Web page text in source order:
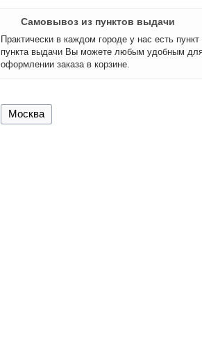
Самовывоз из пунктов выдачи
Практически в каждом городе у нас есть
пункта выдачи Вы можете любым удобным
оформлении заказа в корзине.
Москва